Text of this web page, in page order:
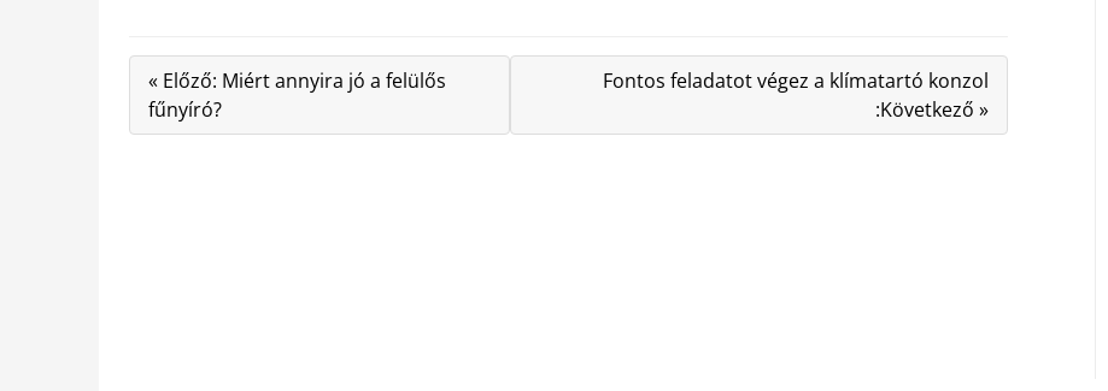
« Előző: Miért annyira jó a felülős
fűnyíró?
Fontos feladatot végez a klímatartó konzol
:Következő »